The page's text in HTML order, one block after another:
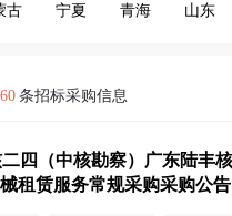
古 宁夏 青海 山东
条招标采购信息
四（中核勘察）广东陆丰
租赁服务常规采购采购公告